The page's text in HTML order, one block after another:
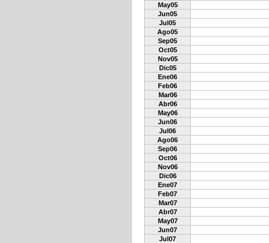
May05
Jun05
Jul05
Ago05
Sep05
Oct05
Nov05
Dic05
Ene06
Feb06
Mar06
Abr06
May06
Jun06
Jul06
Ago06
Sep06
Oct06
Nov06
Dic06
Ene07
Feb07
Mar07
Abr07
May07
Jun07
Jul07